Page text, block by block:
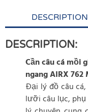
DESCRIPTION
DESCRIPTION:
Cần câu cá mồi
ngang AIRX 762
Đại lý đồ câu cá,
lưỡi câu lục, phụ